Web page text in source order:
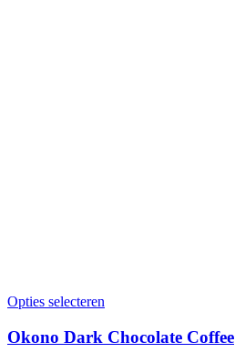
Opties selecteren
Okono Dark Chocolate Coffee